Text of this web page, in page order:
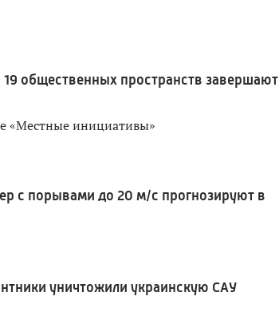
19 общественных пространств завершают
«Местные инициативы»
с порывами до 20 м/с прогнозируют в
уничтожили украинскую САУ